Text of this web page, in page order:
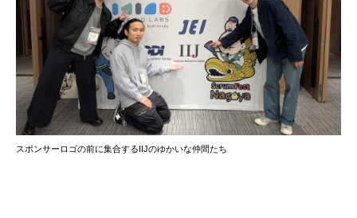
スポンサーロゴの前に集合するIIJのゆかいな仲間たち